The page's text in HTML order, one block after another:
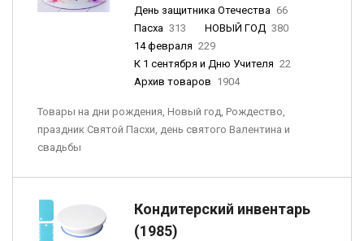
День защитника Отечества 66
Пасха 313 НОВЫЙ ГОД 380
14 февраля 229
К 1 сентября и Дню Учителя 22
Архив товаров 1904
Товары на дни рождения, Новый год, Рождество,
праздник Святой Пасхи, день святого Валентина и
свадьбы
Кондитерский инвентарь
(1985)